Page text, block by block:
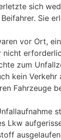
sich
Sie
vor Ort,
nicht
zum
kein Verkehr
Fahrzeuge
Lkw